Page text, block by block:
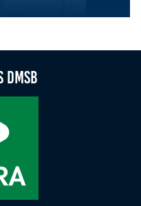
und weiteren externen
von diesen ggf.
kann bei Bedarf einzeln